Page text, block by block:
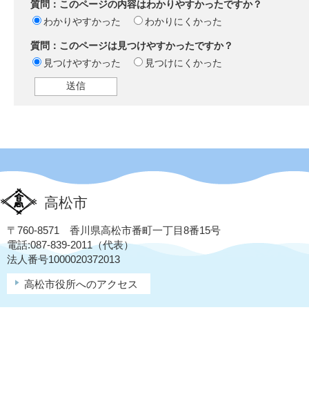
質問：このページの内容はわかりやすかったですか？
わかりやすかった
わかりにくかった
質問：このページは見つけやすかったですか？
見つけやすかった
見つけにくかった
高松市
〒760-8571 香川県高松市番町一丁目8番15号
電話:087-839-2011（代表）
法人番号1000020372013
高松市役所へのアクセス